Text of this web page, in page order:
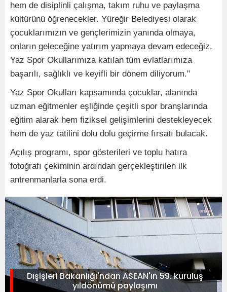
hem de disiplinli çalışma, takım ruhu ve paylaşma
kültürünü öğrenecekler. Yüreğir Belediyesi olarak
çocuklarımızın ve gençlerimizin yanında olmaya,
onların geleceğine yatırım yapmaya devam edeceğiz.
Yaz Spor Okullarımıza katılan tüm evlatlarımıza
başarılı, sağlıklı ve keyifli bir dönem diliyorum."
Yaz Spor Okulları kapsamında çocuklar, alanında
uzman eğitmenler eşliğinde çeşitli spor branşlarında
eğitim alarak hem fiziksel gelişimlerini destekleyecek
hem de yaz tatilini dolu dolu geçirme fırsatı bulacak.
Açılış programı, spor gösterileri ve toplu hatıra
fotoğrafı çekiminin ardından gerçekleştirilen ilk
antrenmanlarla sona erdi.
Dışişleri Bakanlığı'ndan ASEAN'ın 59. kuruluş
yıldönümü paylaşımı